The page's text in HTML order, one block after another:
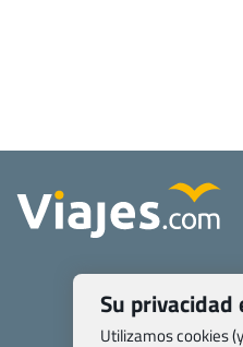
Su
Utilizamos cookies